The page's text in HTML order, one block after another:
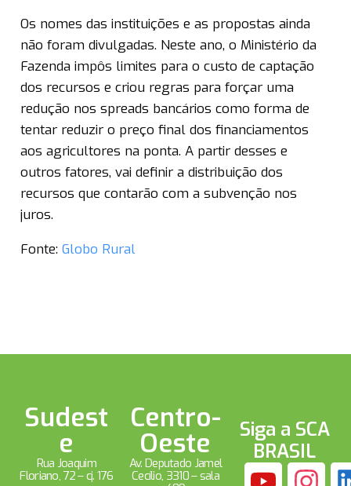
Os nomes das instituições e as propostas ainda
não foram divulgadas. Neste ano, o Ministério da
Fazenda impôs limites para o custo de captação
dos recursos e criou regras para forçar uma
redução nos spreads bancários como forma de
tentar reduzir o preço final dos financiamentos
aos agricultores na ponta. A partir desses e
outros fatores, vai definir a distribuição dos
recursos que contarão com a subvenção nos
juros.
Fonte: Globo Rural
Sudest
e
Rua Joaquim
Floriano, 72 – cj. 176
Centro-
Oeste
Av. Deputado Jamel
Cecílio, 3310 – sala
Siga a SCA
BRASIL